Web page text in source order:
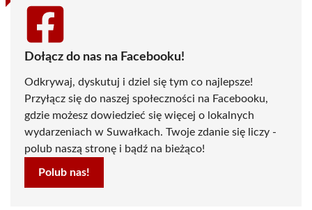
Dołącz do nas na Facebooku!
Odkrywaj, dyskutuj i dziel się tym co najlepsze!
Przyłącz się do naszej społeczności na Facebooku,
gdzie możesz dowiedzieć się więcej o lokalnych
wydarzeniach w Suwałkach. Twoje zdanie się liczy -
polub naszą stronę i bądź na bieżąco!
Polub nas!